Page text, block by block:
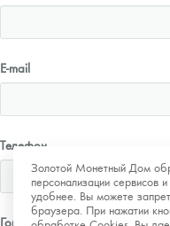
Золотой Монетный Дом
персонализации сервисов
удобнее. Вы можете
браузера. При нажатии
E-mail
Телефон
Город